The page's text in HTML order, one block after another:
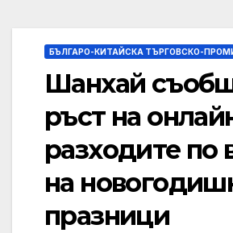
БЪЛГАРО-КИТАЙСКА ТЪРГОВСКО-
Шанхай
ръст на
разходите по
на
празници